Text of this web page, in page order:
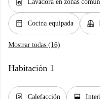
Lavadora en zonas
kitchen Cocina equipada balcony
Mostrar todas (16)
Habitación 1
Calefacción